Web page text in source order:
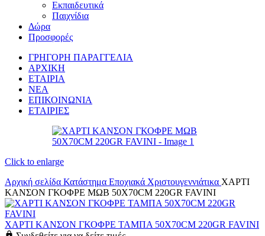
Εκπαιδευτικά
Παιχνίδια
Δώρα
Προσφορές
ΓΡΗΓΟΡΗ ΠΑΡΑΓΓΕΛΙΑ
ΑΡΧΙΚΗ
ΕΤΑΙΡΙΑ
ΝΕΑ
ΕΠΙΚΟΙΝΩΝΙΑ
ΕΤΑΙΡΙΕΣ
Click to enlarge
Αρχική σελίδα Κατάστημα Εποχιακά Χριστουγεννιάτικα ΧΑΡΤΙ
ΚΑΝΣΟΝ ΓΚΟΦΡΕ ΜΩΒ 50X70CM 220GR FAVINI
ΧΑΡΤΙ ΚΑΝΣΟΝ ΓΚΟΦΡΕ ΤΑΜΠΑ 50X70CM 220GR FAVINI